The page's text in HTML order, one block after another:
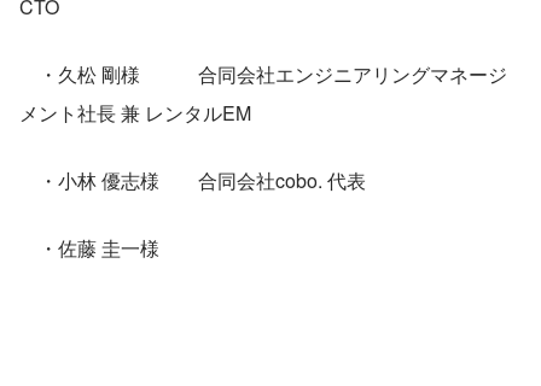
CTO
・久松 剛様　　　合同会社エンジニアリングマネージ
メント社長 兼 レンタルEM
    ・小林 優志様　　合同会社cobo. 代表
・佐藤 圭一様